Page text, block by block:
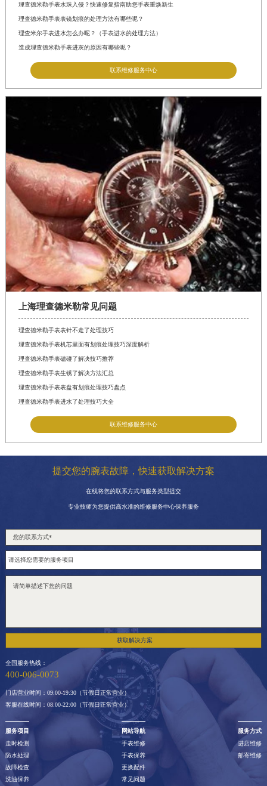
理查德米勒手表水珠入侵？快速修复指南助您手表重焕新生
理查德米勒手表表镜划痕的处理方法有哪些呢？
理查米尔手表进水怎么办呢？（手表进水的处理方法）
造成理查德米勒手表进灰的原因有哪些呢？
联系维修服务中心
上海理查德米勒常见问题
理查德米勒手表表针不走了处理技巧
理查德米勒手表机芯里面有划痕处理技巧深度解析
理查德米勒手表磕碰了解决技巧推荐
理查德米勒手表生锈了解决方法汇总
理查德米勒手表表盘有划痕处理技巧盘点
理查德米勒手表进水了处理技巧大全
联系维修服务中心
提交您的腕表故障，快速获取解决方案
在线将您的联系方式与服务类型提交
专业技师为您提供高水准的维修服务中心保养服务
获取解决方案
全国服务热线：
400-006-0073
门店营业时间：09:00-19:30（节假日正常营业）
客服在线时间：08:00-22:00（节假日正常营业）
服务项目
走时检测
防水处理
故障检查
洗油保养
网站导航
手表维修
手表保养
更换配件
常见问题
服务方式
进店维修
邮寄维修